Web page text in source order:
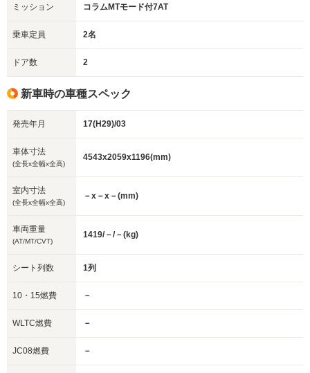
ミッション コラムMTモード付7AT
乗車定員 2名
ドア数 2
新車時の車種スペック
発売年月 17(H29)/03
車体寸法
(全長x全幅x全高)
4543x2059x1196(mm)
室内寸法
(全長x全幅x全高)
－x－x－(mm)
車両重量
(AT/MT/CVT)
1419/－/－(kg)
シート列数 1列
10・15燃費 －
WLTC燃費 －
JC08燃費 －